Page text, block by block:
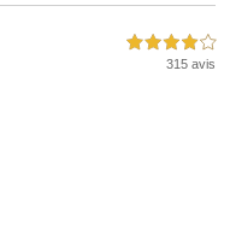
4,0 étoiles sur 5
315 avis